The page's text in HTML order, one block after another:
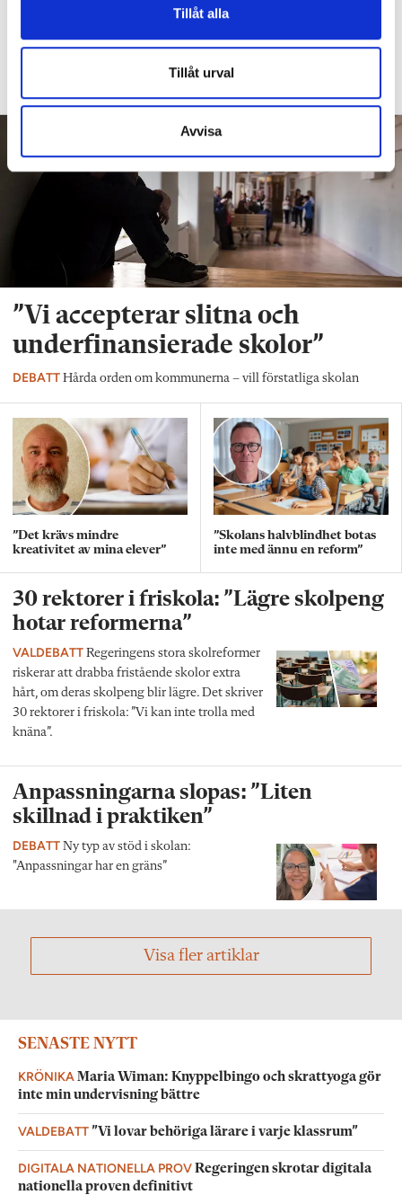
Tillåt alla
Tillåt urval
Avvisa
etiketter på barn”
DEBATTSå arbetar läraren för social och
”Vi accepterar slitna och
underfinansierade skolor”
DEBATT Hårda orden om kommunerna – vill förstatliga skolan
”Det krävs mindre
kreativitet av mina elever”
”Skolans halvblindhet botas
inte med ännu en reform”
30 rektorer i friskola: ”Lägre skolpeng
hotar reformerna”
VALDEBATT Regeringens stora skolreformer
riskerar att drabba fristående skolor extra
hårt, om deras skolpeng blir lägre. Det skriver
30 rektorer i friskola: ”Vi kan inte trolla med
knäna”.
Anpassningarna slopas: ”Liten
skillnad i praktiken”
DEBATT Ny typ av stöd i skolan:
"Anpassningar har en gräns”
Visa fler artiklar
SENASTE NYTT
KRÖNIKA Maria Wiman: Knyppelbingo och skrattyoga gör
inte min undervisning bättre
VALDEBATT”Vi lovar behöriga lärare i varje klassrum”
DIGITALA NATIONELLA PROVRegeringen skrotar digitala
nationella proven definitivt